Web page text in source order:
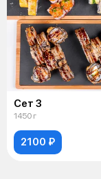
Сет 3
1450 г
2100 ₽